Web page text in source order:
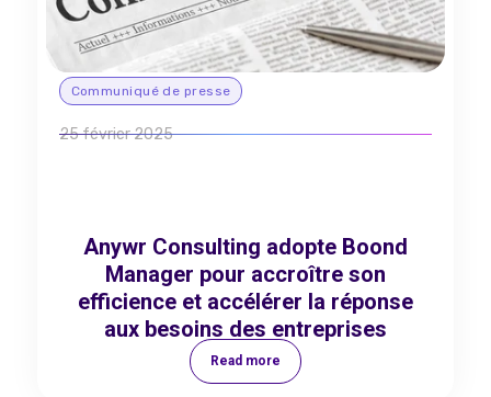
Communiqué de presse
25 février 2025
Anywr Consulting adopte Boond
Manager pour accroître son
efficience et accélérer la réponse
aux besoins des entreprises
Read more